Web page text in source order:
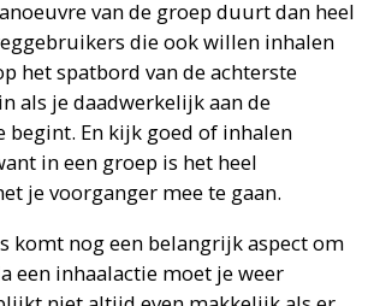
van de groep duurt dan heel
die ook willen inhalen
het spatbord van de achterste
als je daadwerkelijk aan de
begint. En kijk goed of inhalen
in een groep is het heel
je voorganger mee te gaan.
komt nog een belangrijk aspect om
een inhaalactie moet je weer